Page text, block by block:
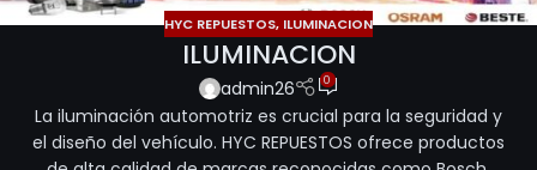
HYC REPUESTOS, ILUMINACION
ILUMINACION
admin26 0
La iluminación automotriz es crucial para la seguridad y
el diseño del vehículo. HYC REPUESTOS ofrece productos